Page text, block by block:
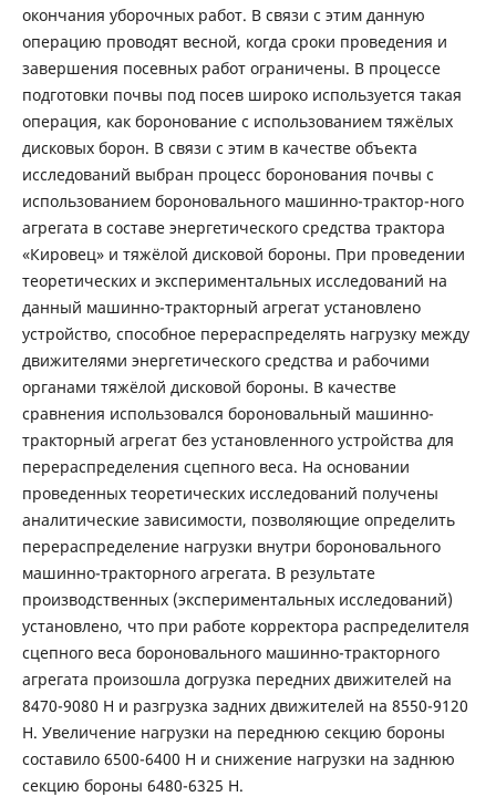
окончания уборочных работ. В связи с этим данную
операцию проводят весной, когда сроки проведения и
завершения посевных работ ограничены. В процессе
подготовки почвы под посев широко используется такая
операция, как боронование с использованием тяжёлых
дисковых борон. В связи с этим в качестве объекта
исследований выбран процесс боронования почвы с
использованием бороновального машинно-трактор-ного
агрегата в составе энергетического средства трактора
«Кировец» и тяжёлой дисковой бороны. При проведении
теоретических и экспериментальных исследований на
данный машинно-тракторный агрегат установлено
устройство, способное перераспределять нагрузку между
движителями энергетического средства и рабочими
органами тяжёлой дисковой бороны. В качестве
сравнения использовался бороновальный машинно-
тракторный агрегат без установленного устройства для
перераспределения сцепного веса. На основании
проведенных теоретических исследований получены
аналитические зависимости, позволяющие определить
перераспределение нагрузки внутри бороновального
машинно-тракторного агрегата. В результате
производственных (экспериментальных исследований)
установлено, что при работе корректора распределителя
сцепного веса бороновального машинно-тракторного
агрегата произошла догрузка передних движителей на
8470-9080 Н и разгрузка задних движителей на 8550-9120
Н. Увеличение нагрузки на переднюю секцию бороны
составило 6500-6400 Н и снижение нагрузки на заднюю
секцию бороны 6480-6325 Н.